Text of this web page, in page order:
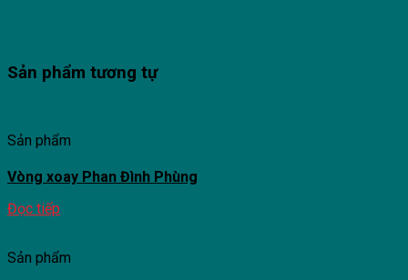
Sản phẩm tương tự
Sản phẩm
Vòng xoay Phan Đình Phùng
Đọc tiếp
Sản phẩm